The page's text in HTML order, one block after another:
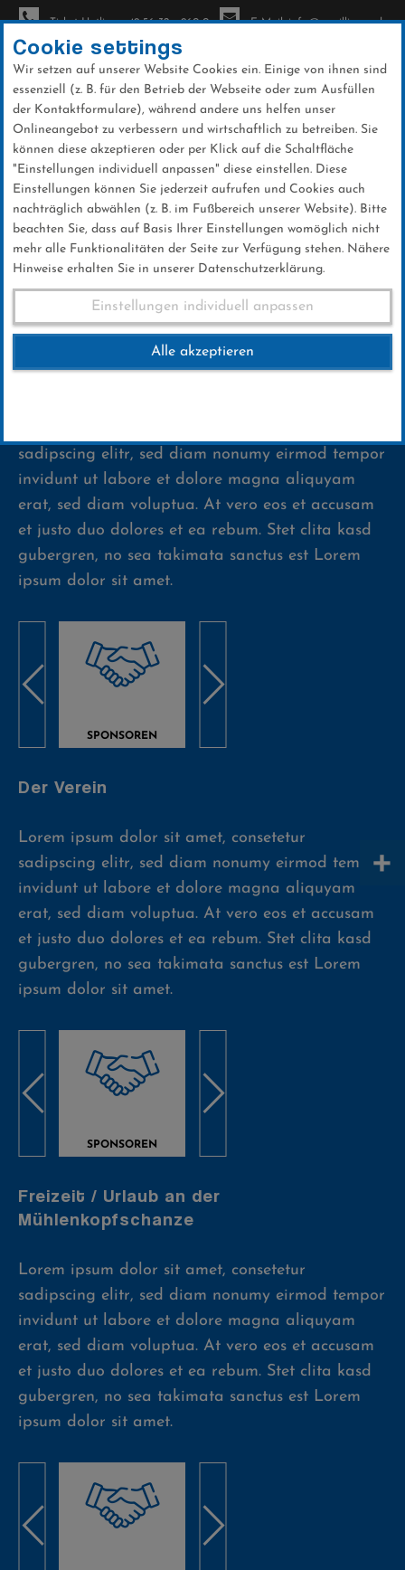
Direkt
zum
Inhalt
Ticket-Hotline: +49 56 32 - 960-0 E-Mail: info@sc-willingen.de
Paragraphen Test
Paragraphen Test
Weltcup
sadipscing elitr, sed diam nonumy eirmod tempor
invidunt ut labore et dolore magna aliquyam
erat, sed diam voluptua. At vero eos et accusam
et justo duo dolores et ea rebum. Stet clita kasd
gubergren, no sea takimata sanctus est Lorem
ipsum dolor sit amet.
SPONSOREN
Der Verein
Lorem ipsum dolor sit amet, consetetur
sadipscing elitr, sed diam nonumy eirmod tempor
invidunt ut labore et dolore magna aliquyam
erat, sed diam voluptua. At vero eos et accusam
et justo duo dolores et ea rebum. Stet clita kasd
gubergren, no sea takimata sanctus est Lorem
ipsum dolor sit amet.
SPONSOREN
Freizeit / Urlaub an der
Mühlenkopfschanze
Lorem ipsum dolor sit amet, consetetur
sadipscing elitr, sed diam nonumy eirmod tempor
invidunt ut labore et dolore magna aliquyam
erat, sed diam voluptua. At vero eos et accusam
et justo duo dolores et ea rebum. Stet clita kasd
gubergren, no sea takimata sanctus est Lorem
ipsum dolor sit amet.
Cookie settings
Wir setzen auf unserer Website Cookies ein. Einige von ihnen sind
essenziell (z. B. für den Betrieb der Webseite oder zum Ausfüllen
der Kontaktformulare), während andere uns helfen unser
Onlineangebot zu verbessern und wirtschaftlich zu betreiben. Sie
können diese akzeptieren oder per Klick auf die Schaltfläche
"Einstellungen individuell anpassen" diese einstellen. Diese
Einstellungen können Sie jederzeit aufrufen und Cookies auch
nachträglich abwählen (z. B. im Fußbereich unserer Website). Bitte
beachten Sie, dass auf Basis Ihrer Einstellungen womöglich nicht
mehr alle Funktionalitäten der Seite zur Verfügung stehen. Nähere
Hinweise erhalten Sie in unserer Datenschutzerklärung.
Einstellungen individuell anpassen
Alle akzeptieren
+